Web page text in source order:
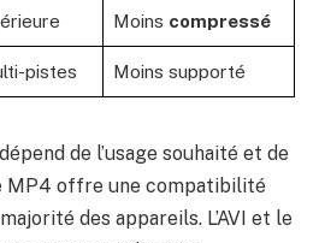
Moins compressé
pistes Moins supporté
de l’usage souhaité et de
MP4 offre une compatibilité
des appareils. L’AVI et le